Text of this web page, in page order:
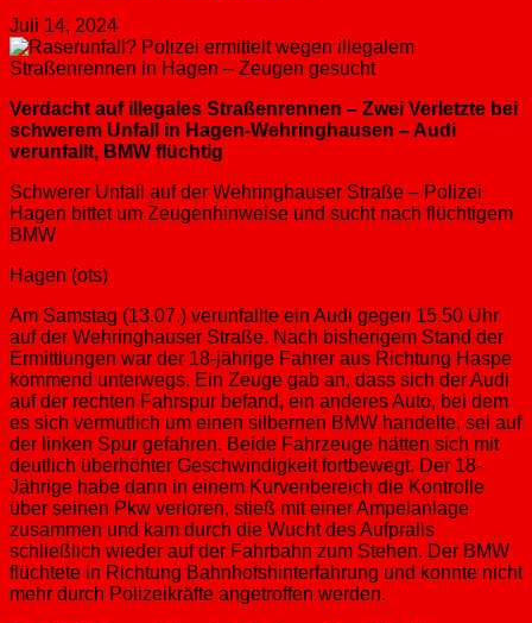
Juli 14, 2024
Verdacht auf illegales Straßenrennen – Zwei Verletzte bei
schwerem Unfall in Hagen-Wehringhausen – Audi
verunfallt, BMW flüchtig
Schwerer Unfall auf der Wehringhauser Straße – Polizei
Hagen bittet um Zeugenhinweise und sucht nach flüchtigem
BMW
Hagen (ots)
Am Samstag (13.07.) verunfallte ein Audi gegen 15.50 Uhr
auf der Wehringhauser Straße. Nach bisherigem Stand der
Ermittlungen war der 18-jährige Fahrer aus Richtung Haspe
kommend unterwegs. Ein Zeuge gab an, dass sich der Audi
auf der rechten Fahrspur befand, ein anderes Auto, bei dem
es sich vermutlich um einen silbernen BMW handelte, sei auf
der linken Spur gefahren. Beide Fahrzeuge hätten sich mit
deutlich überhöhter Geschwindigkeit fortbewegt. Der 18-
Jährige habe dann in einem Kurvenbereich die Kontrolle
über seinen Pkw verloren, stieß mit einer Ampelanlage
zusammen und kam durch die Wucht des Aufpralls
schließlich wieder auf der Fahrbahn zum Stehen. Der BMW
flüchtete in Richtung Bahnhofshinterfahrung und konnte nicht
mehr durch Polizeikräfte angetroffen werden.